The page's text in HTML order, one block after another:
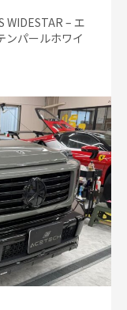
WIDESTAR – エ
ンパールホワイ